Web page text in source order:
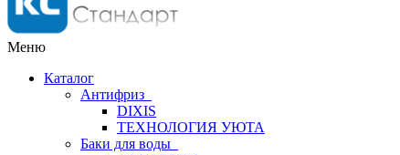
Меню
Каталог
Антифриз
DIXIS
ТЕХНОЛОГИЯ УЮТА
Баки для воды